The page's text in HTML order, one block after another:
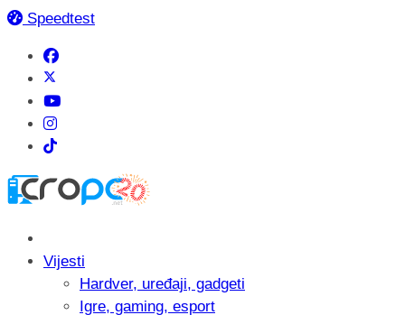
Speedtest
Vijesti
Hardver, uređaji, gadgeti
Igre, gaming, esport